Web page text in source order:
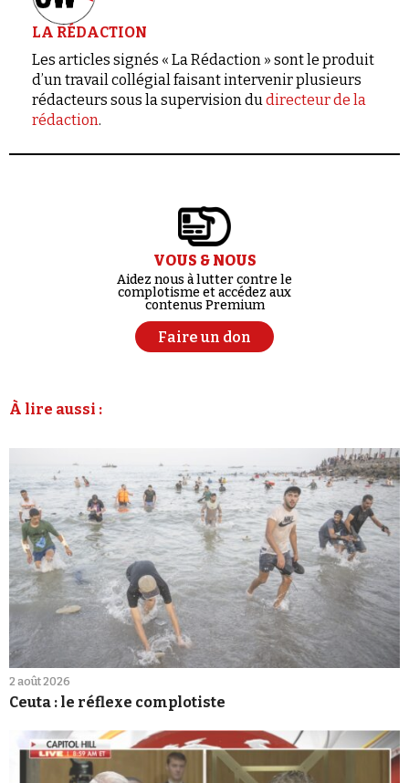
LA RÉDACTION
Les articles signés « La Rédaction » sont le produit
d’un travail collégial faisant intervenir plusieurs
rédacteurs sous la supervision dudirecteur de la
rédaction.
VOUS & NOUS
Aidez nous à lutter contre le
complotisme et accédez aux
contenus Premium
Faire un don
À lire aussi :
2 août 2026
Ceuta : le réflexe complotiste